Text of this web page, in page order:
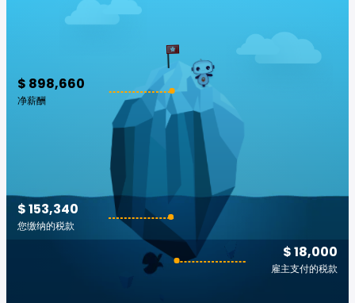
$ 898,660
净薪酬
$ 18,000
雇主支付的税款
$ 153,340
您缴纳的税款